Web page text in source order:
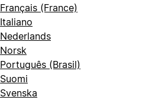
Français (France)
Italiano
Nederlands
Norsk
Português (Brasil)
Suomi
Svenska